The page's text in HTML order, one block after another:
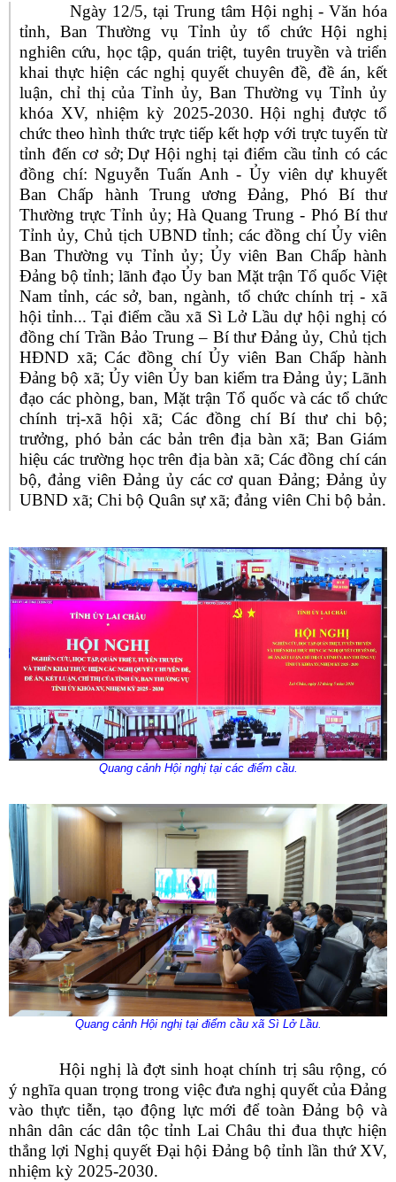
Ngày12/5, tại Trung tâm Hội nghị - Văn hóa
tỉnh, Ban Thường vụ Tỉnh ủy tổ chức Hội nghị
nghiên cứu, học tập, quán triệt, tuyên truyền và triển
khai thực hiện các nghị quyết chuyên đề, đề án, kết
luận, chỉ thị của Tỉnh ủy, Ban Thường vụ Tỉnh ủy
khóa XV, nhiệm kỳ 2025-2030. Hội nghị được tổ
chức theo hình thức trực tiếp kết hợp với trực tuyến từ
tỉnh đến cơ sở; Dự Hội nghị tại điểm cầu tỉnh có các
đồng chí: Nguyễn Tuấn Anh - Ủy viên dự khuyết
Ban Chấp hành Trung ương Đảng, Phó Bí thư
Thường trực Tỉnh ủy; Hà Quang Trung - Phó Bí thư
Tỉnh ủy, Chủ tịch UBND tỉnh; các đồng chí Ủy viên
Ban Thường vụ Tỉnh ủy; Ủy viên Ban Chấp hành
Đảng bộ tỉnh; lãnh đạo Ủy ban Mặt trận Tổ quốc Việt
Nam tỉnh, các sở, ban, ngành, tổ chức chính trị - xã
hội tỉnh... Tại điểm cầuxã Sì Lở Lầu dự hội nghị có
đồng chí Trần Bảo Trung – Bí thư Đảng ủy, Chủ tịch
HĐND xã; Các đồng chí Ủy viên Ban Chấp hành
Đảng bộ xã; Ủy viên Ủy ban kiểm tra Đảng ủy; Lãnh
đạo các phòng, ban, Mặt trận Tổ quốc và các tổ chức
chính trị-xã hội xã; Các đồng chí Bí thư chi bộ;
trưởng, phó bản các bản trên địa bàn xã; Ban Giám
hiệu các trường học trên địa bàn xã; Các đồng chí cán
bộ, đảng viên Đảng ủy các cơ quan Đảng; Đảng ủy
UBND xã; Chi bộ Quân sự xã; đảng viên Chi bộ bản.
Quang cảnh Hội nghị tại các điểm cầu.
Quang cảnh Hội nghị tại điểm cầu xã Sì Lở Lầu.
Hội nghị là đợt sinh hoạt chính trị sâu rộng, có
ý nghĩa quan trọng trong việc đưa nghị quyết của Đảng
vào thực tiễn, tạo động lực mới để toàn Đảng bộ và
nhân dân các dân tộc tỉnh Lai Châu thi đua thực hiện
thắng lợi Nghị quyết Đại hội Đảng bộ tỉnh lần thứ XV,
nhiệm kỳ 2025-2030.